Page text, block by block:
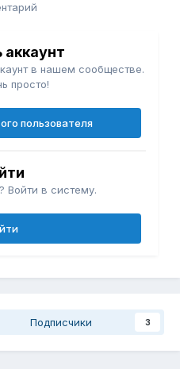
аккаунт
в нашем сообществе.
просто!
пользователя
Войти в систему.
Подписчики 3